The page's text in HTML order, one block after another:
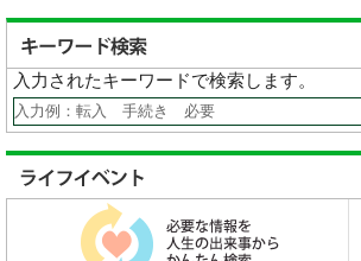
入力されたキーワードで検索します。